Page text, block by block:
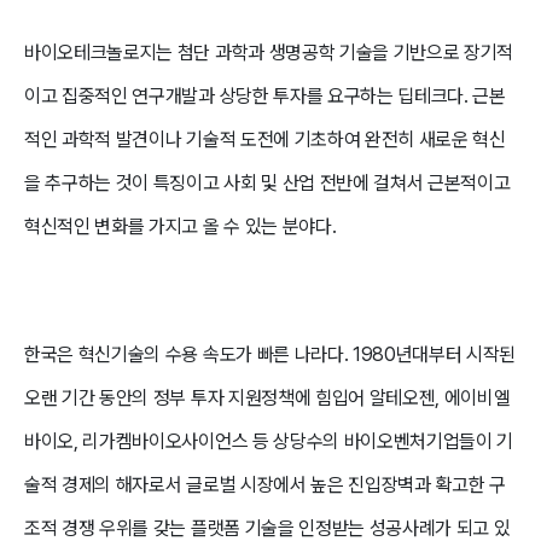
바이오테크놀로지는 첨단 과학과 생명공학 기술을 기반으로 장기적
이고 집중적인 연구개발과 상당한 투자를 요구하는 딥테크다. 근본
적인 과학적 발견이나 기술적 도전에 기초하여 완전히 새로운 혁신
을 추구하는 것이 특징이고 사회 및 산업 전반에 걸쳐서 근본적이고
혁신적인 변화를 가지고 올 수 있는 분야다.
한국은 혁신기술의 수용 속도가 빠른 나라다. 1980년대부터 시작된
오랜 기간 동안의 정부 투자 지원정책에 힘입어 알테오젠, 에이비엘
바이오, 리가켐바이오사이언스 등 상당수의 바이오벤처기업들이 기
술적 경제의 해자로서 글로벌 시장에서 높은 진입장벽과 확고한 구
조적 경쟁 우위를 갖는 플랫폼 기술을 인정받는 성공사례가 되고 있